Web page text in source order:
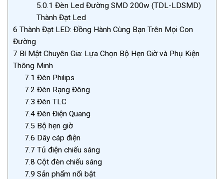
5.0.1 Đèn Led Đường SMD 200w (TDL-LDSMD)
Thành Đạt Led
6 Thành Đạt LED: Đồng Hành Cùng Bạn Trên Mọi Con
Đường
7 Bí Mật Chuyên Gia: Lựa Chọn Bộ Hẹn Giờ và Phụ Kiện
Thông Minh
7.1 Đèn Philips
7.2 Đèn Rạng Đông
7.3 Đèn TLC
7.4 Đèn Điện Quang
7.5 Bộ hẹn giờ
7.6 Dây cáp điện
7.7 Tủ điện chiếu sáng
7.8 Cột đèn chiếu sáng
7.9 Sản phẩm nổi bật